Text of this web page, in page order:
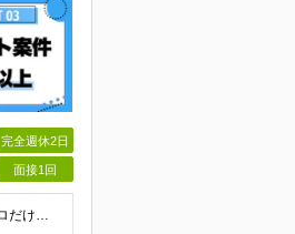
完全週休2日
面接1回
＼未経験入社が9割！成長意欲の高い方にピッタリのポジションです／ 「経験も知識もゼロだけど、やってみたい」 ……そんな想いがあれば、ITの知識が全くない未経験の方でも大歓迎。 当社も全力でスキルアッ